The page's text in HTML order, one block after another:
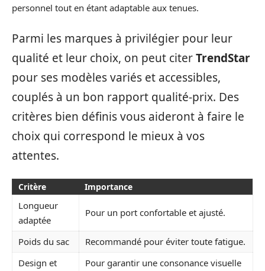
personnel tout en étant adaptable aux tenues.
Parmi les marques à privilégier pour leur
qualité et leur choix, on peut citerTrendStar
pour ses modèles variés et accessibles,
couplés à un bon rapport qualité-prix. Des
critères bien définis vous aideront à faire le
choix qui correspond le mieux à vos
attentes.
Critère Importance
Longueur
adaptée
Pour un port confortable et ajusté.
Poids du sac
Recommandé pour éviter toute fatigue.
Design et
Pour garantir une consonance visuelle